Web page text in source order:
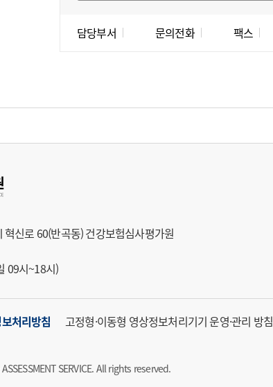
담당부서 문의전화 팩스
신로 60(반곡동) 건강보험심사평가원
09시~18시)
처리방침 고정형·이동형 영상정보처리기기 운영·관리 방침
SERVICE. All rights reserved.